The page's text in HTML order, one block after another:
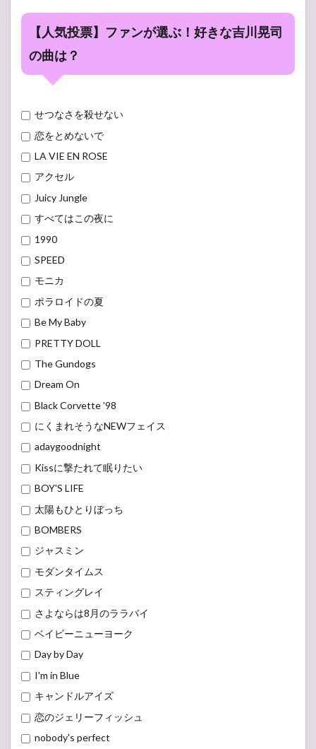
【人気投票】ファンが選ぶ！好きな吉川晃司
の曲は？
せつなさを殺せない
恋をとめないで
LA VIE EN ROSE
アクセル
Juicy Jungle
すべてはこの夜に
1990
SPEED
モニカ
ポラロイドの夏
Be My Baby
PRETTY DOLL
The Gundogs
Dream On
Black Corvette '98
にくまれそうなNEWフェイス
adaygoodnight
Kissに撃たれて眠りたい
BOY'S LIFE
太陽もひとりぼっち
BOMBERS
ジャスミン
モダンタイムス
スティングレイ
さよならは8月のララバイ
ベイビーニューヨーク
Day by Day
I'm in Blue
キャンドルアイズ
恋のジェリーフィッシュ
nobody's perfect